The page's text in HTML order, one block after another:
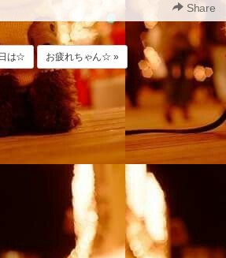
Share
は☆ お疲れちゃん☆ »